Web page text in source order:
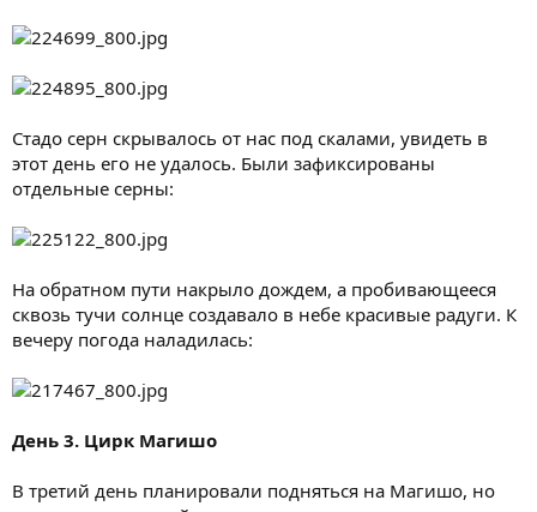
Стадо серн скрывалось от нас под скалами, увидеть в
этот день его не удалось. Были зафиксированы
отдельные серны:
На обратном пути накрыло дождем, а пробивающееся
сквозь тучи солнце создавало в небе красивые радуги. К
вечеру погода наладилась:
День 3. Цирк Магишо
В третий день планировали подняться на Магишо, но